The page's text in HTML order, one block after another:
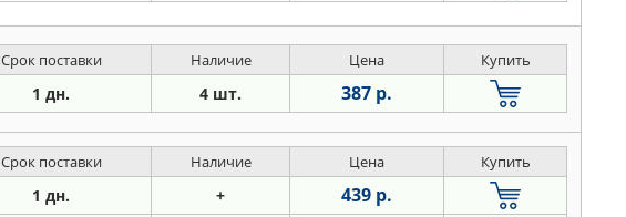
Срок поставки Наличие Цена Купить
1 дн. 4 шт. 387 р.
Срок поставки Наличие Цена Купить
1 дн. + 439 р.